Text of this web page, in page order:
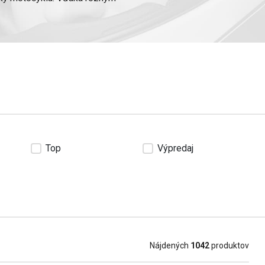
Top Výpredaj
Nájdených 1042produktov